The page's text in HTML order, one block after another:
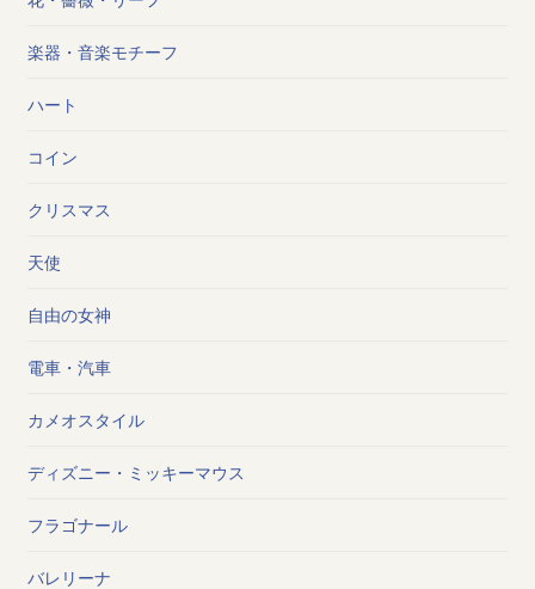
楽器・音楽モチーフ
ハート
コイン
クリスマス
天使
自由の女神
電車・汽車
カメオスタイル
ディズニー・ミッキーマウス
フラゴナール
バレリーナ